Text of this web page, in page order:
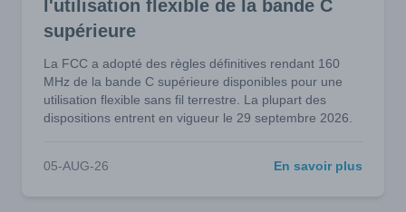
l'utilisation flexible de la bande C
supérieure
La FCC a adopté des règles définitives rendant 160
MHz de la bande C supérieure disponibles pour une
utilisation flexible sans fil terrestre. La plupart des
dispositions entrent en vigueur le 29 septembre 2026.
05-AUG-26 En savoir plus